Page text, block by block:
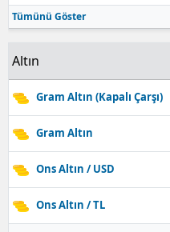
Tümünü Göster
Altın
Gram Altın (Kapalı Çarşı)
Gram Altın
Ons Altın / USD
Ons Altın / TL